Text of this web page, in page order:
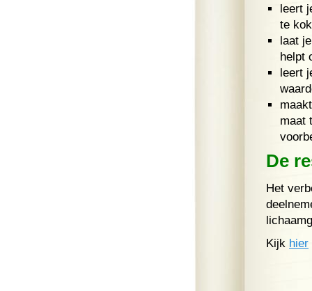
leert
te
laat
helpt
leert
maat
De
Het
Kijk hier